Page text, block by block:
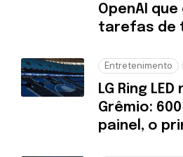
OpenAI
tarefas de
Entretenimento
LG Ring
Grêmio:
painel, o